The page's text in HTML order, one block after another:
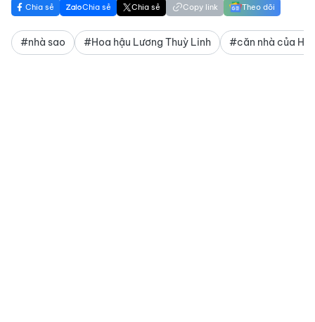
Chia sẻ Chia sẻ Chia sẻ Copy link Theo dõi
#nhà sao #Hoa hậu Lương Thuỳ Linh #căn nhà của